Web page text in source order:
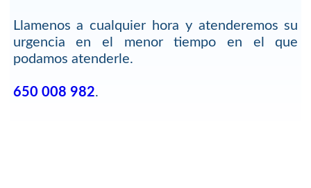
Llamenos a cualquier hora y atenderemos su
urgencia en el menor tiempo en el que
podamos atenderle.
650 008 982.